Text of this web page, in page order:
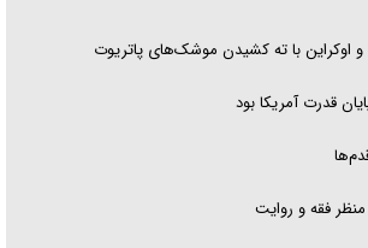
و اوکراین با ته کشیدن موشک‌های پاتریوت
قدرت آمریکا بود
فقه و روایت